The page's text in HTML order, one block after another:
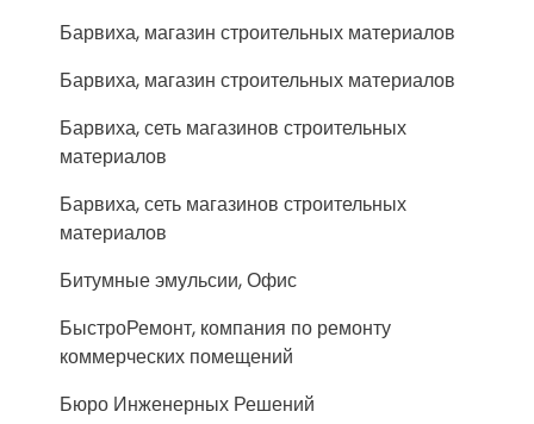
Барвиха, магазин строительных материалов
Барвиха, магазин строительных материалов
Барвиха, сеть магазинов строительных
материалов
Барвиха, сеть магазинов строительных
материалов
Битумные эмульсии, Офис
БыстроРемонт, компания по ремонту
коммерческих помещений
Бюро Инженерных Решений